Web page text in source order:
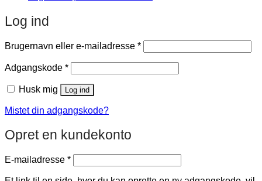
Log ind
Brugernavn eller e-mailadresse *Påkrævet
Adgangskode *Påkrævet
Husk mig Log ind
Mistet din adgangskode?
Opret en kundekonto
E-mailadresse *Påkrævet
Et link til en side, hvor du kan oprette en ny adgangskode, vil